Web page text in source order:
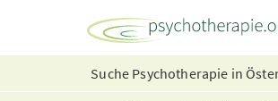
Suche Psychotherapie in